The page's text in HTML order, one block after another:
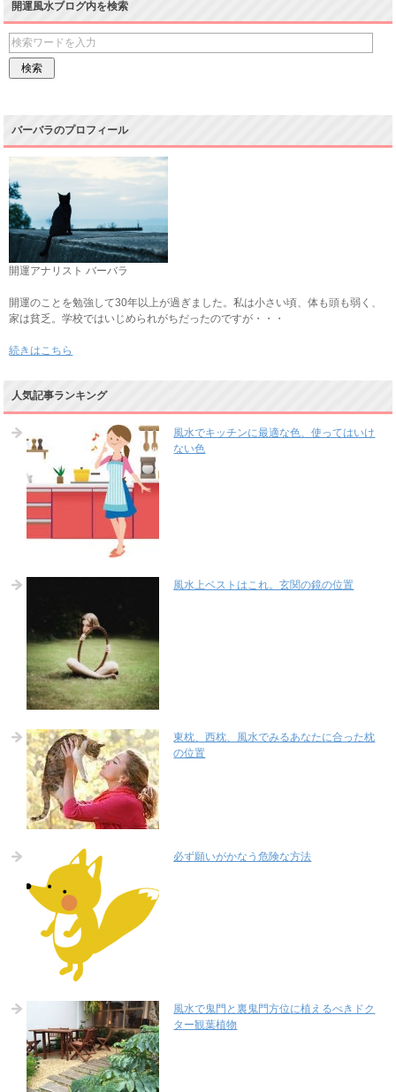
開運風水ブログ内を検索
バーバラのプロフィール
開運アナリスト バーバラ
開運のことを勉強して30年以上が過ぎました。私は小さい頃、体も頭も弱く、
家は貧乏。学校ではいじめられがちだったのですが・・・
続きはこちら
人気記事ランキング
風水でキッチンに最適な色、使ってはいけ
ない色
風水上ベストはこれ。玄関の鏡の位置
東枕、西枕、風水でみるあなたに合った枕
の位置
必ず願いがかなう危険な方法
風水で鬼門と裏鬼門方位に植えるべきドク
ター観葉植物